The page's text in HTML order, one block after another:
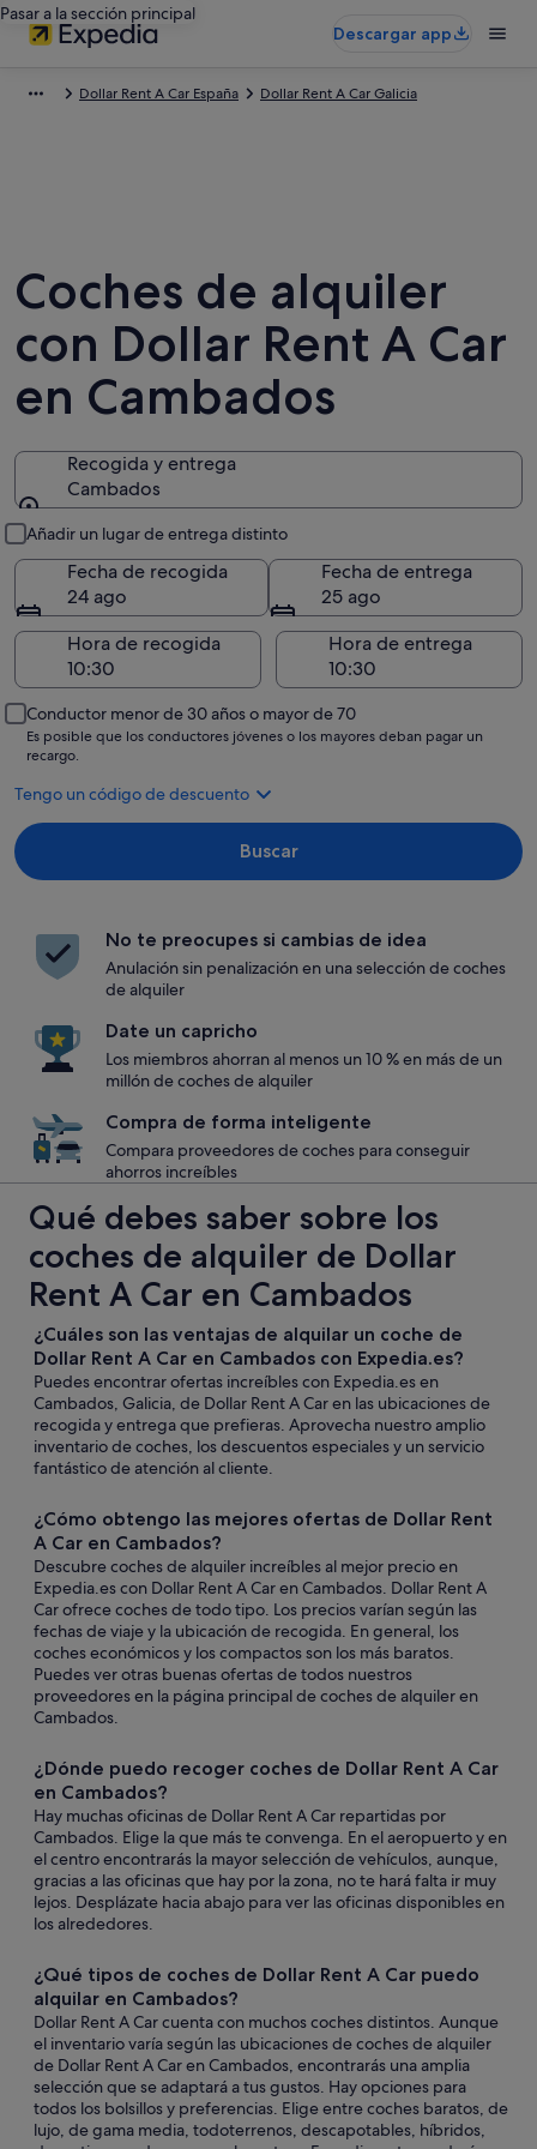
Pasar a la sección principal
Descargar app
Dollar Rent A Car España Dollar Rent A Car Galicia
Coches de alquiler
con Dollar Rent A Car
en Cambados
Recogida y entrega
Cambados
Añadir un lugar de entrega distinto
Fecha de recogida
24 ago
Fecha de entrega
25 ago
Hora de recogida
Hora de entrega
Conductor menor de 30 años o mayor de 70
Es posible que los conductores jóvenes o los mayores deban pagar un
recargo.
Tengo un código de descuento
Buscar
No te preocupes si cambias de idea
Anulación sin penalización en una selección de coches
de alquiler
Date un capricho
Los miembros ahorran al menos un 10 % en más de un
millón de coches de alquiler
Compra de forma inteligente
Compara proveedores de coches para conseguir
ahorros increíbles
Qué debes saber sobre los
coches de alquiler de Dollar
Rent A Car en Cambados
¿Cuáles son las ventajas de alquilar un coche de
Dollar Rent A Car en Cambados con Expedia.es?
Puedes encontrar ofertas increíbles con Expedia.es en
Cambados, Galicia, de Dollar Rent A Car en las ubicaciones de
recogida y entrega que prefieras. Aprovecha nuestro amplio
inventario de coches, los descuentos especiales y un servicio
fantástico de atención al cliente.
¿Cómo obtengo las mejores ofertas de Dollar Rent
A Car en Cambados?
Descubre coches de alquiler increíbles al mejor precio en
Expedia.es con Dollar Rent A Car en Cambados. Dollar Rent A
Car ofrece coches de todo tipo. Los precios varían según las
fechas de viaje y la ubicación de recogida. En general, los
coches económicos y los compactos son los más baratos.
Puedes ver otras buenas ofertas de todos nuestros
proveedores en la página principal de coches de alquiler en
Cambados.
¿Dónde puedo recoger coches de Dollar Rent A Car
en Cambados?
Hay muchas oficinas de Dollar Rent A Car repartidas por
Cambados. Elige la que más te convenga. En el aeropuerto y en
el centro encontrarás la mayor selección de vehículos, aunque,
gracias a las oficinas que hay por la zona, no te hará falta ir muy
lejos. Desplázate hacia abajo para ver las oficinas disponibles en
los alrededores.
¿Qué tipos de coches de Dollar Rent A Car puedo
alquilar en Cambados?
Dollar Rent A Car cuenta con muchos coches distintos. Aunque
el inventario varía según las ubicaciones de coches de alquiler
de Dollar Rent A Car en Cambados, encontrarás una amplia
selección que se adaptará a tus gustos. Hay opciones para
todos los bolsillos y preferencias. Elige entre coches baratos, de
lujo, de gama media, todoterrenos, descapotables, híbridos,